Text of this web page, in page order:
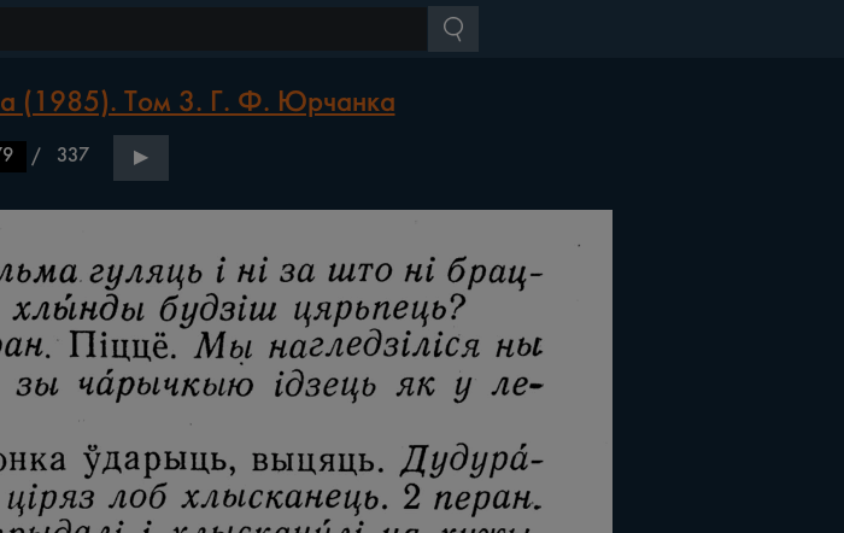
(1985). Том 3. Г. Ф. Юрчанка
/ 337 ▶